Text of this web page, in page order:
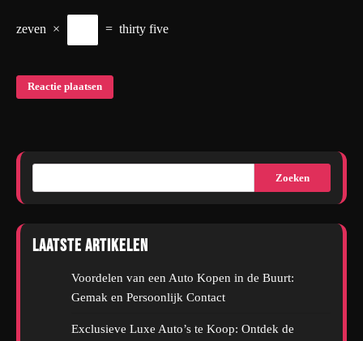
zeven × = thirty five
Zoeken
Laatste artikelen
Voordelen van een Auto Kopen in de Buurt:
Gemak en Persoonlijk Contact
Exclusieve Luxe Auto’s te Koop: Ontdek de